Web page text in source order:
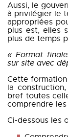
Aussi, le
à privilégier le
appropriées
plus est, elles
plus de temps
« Format
sur site avec
Cette
la
bref toutes
comprendre
Ci-dessous les